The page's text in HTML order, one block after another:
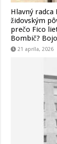
Hlavný radca
židovským
prečo Fico
Bombič?
21 apríla, 2026